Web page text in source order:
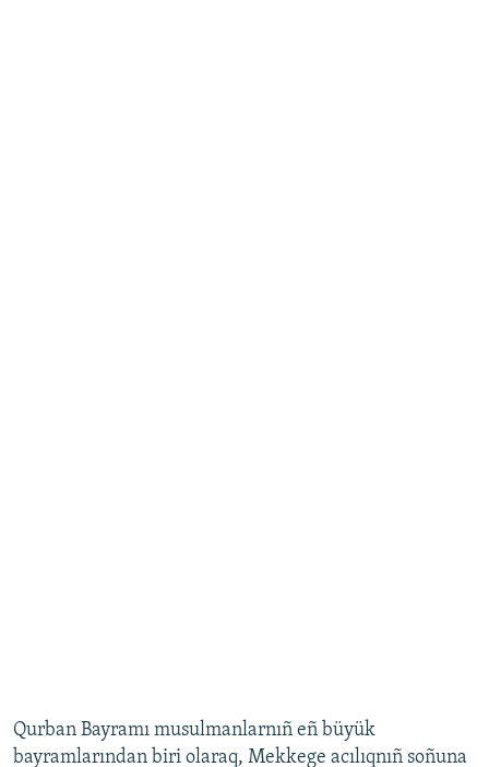
Qurban Bayramı musulmanlarnıñ eñ büyük
bayramlarından biri olaraq, Mekkege acılıqnıñ soñuna